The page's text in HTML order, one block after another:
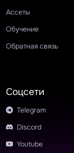
Ассеты
Обучение
Обратная связь
Соцсети
Telegram
Discord
Youtube